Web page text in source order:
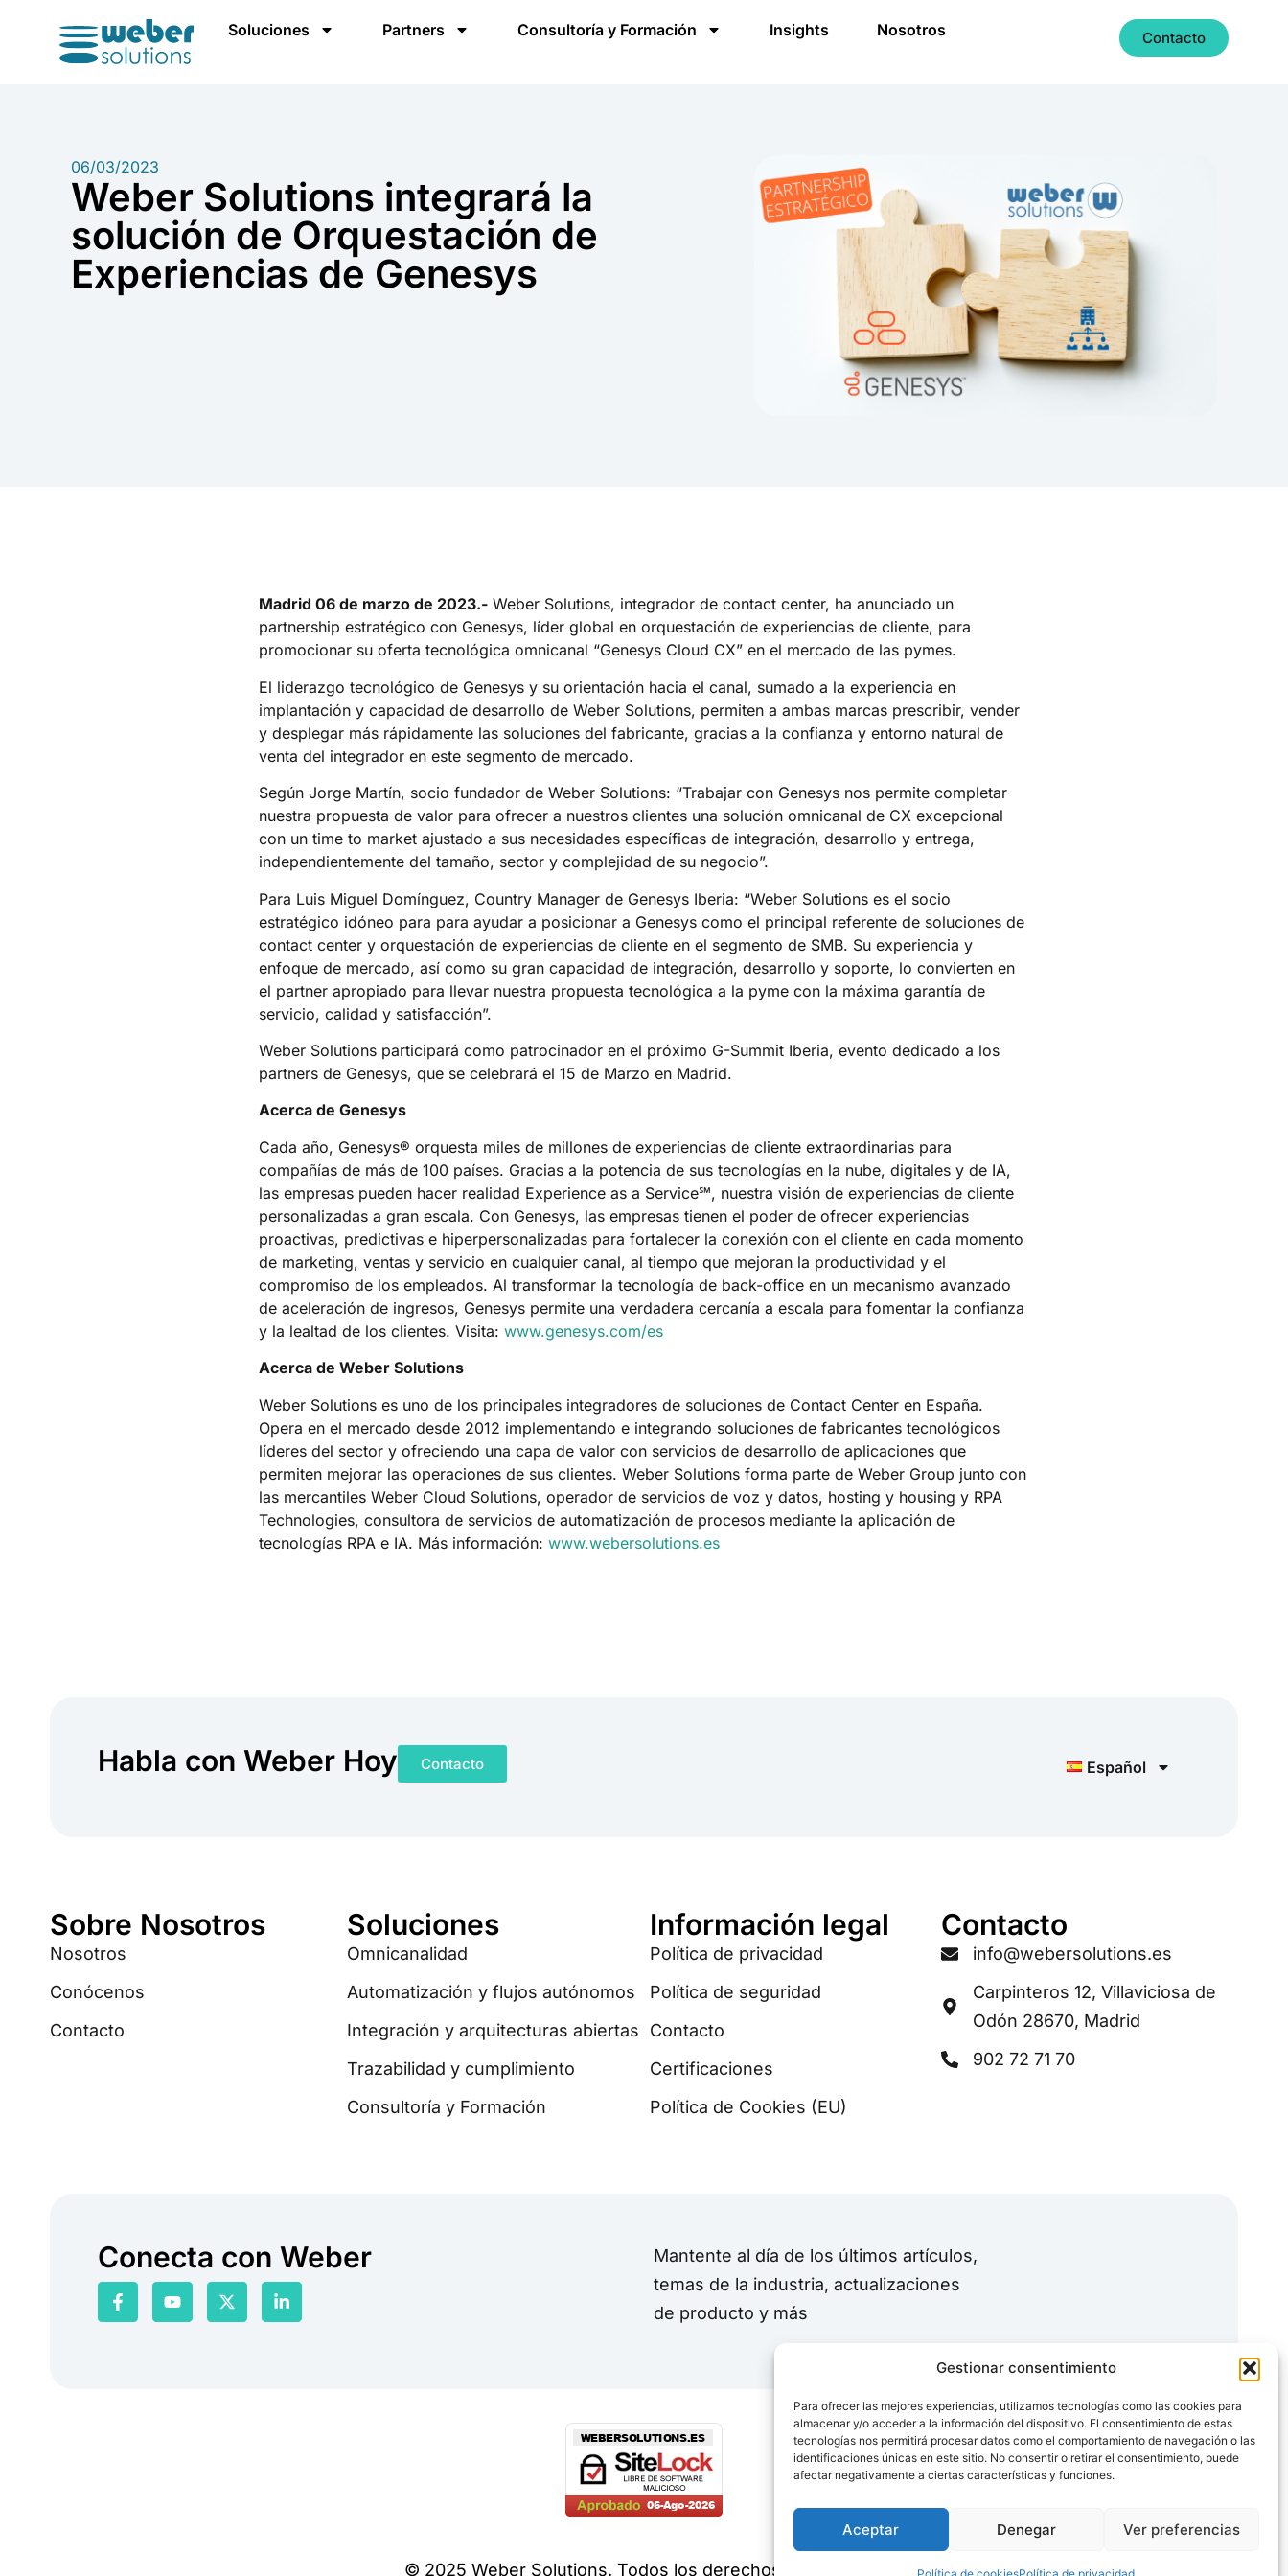
Gestionar consentimiento
Para ofrecer las mejores experiencias, utilizamos tecnologías como las cookies para
almacenar y/o acceder a la información del dispositivo. El consentimiento de estas
tecnologías nos permitirá procesar datos como el comportamiento de navegación o las
identificaciones únicas en este sitio. No consentir o retirar el consentimiento, puede
afectar negativamente a ciertas características y funciones.
Aceptar Denegar Ver preferencias
Soluciones Partners Consultoría y Formación Insights Nosotros Contacto
06/03/2023
Weber Solutions integrará la
solución de Orquestación de
Experiencias de Genesys
Madrid 06 de marzo de 2023.-Weber Solutions, integrador de contact center, ha anunciado un
partnership estratégico con Genesys, líder global en orquestación de experiencias de cliente, para
promocionar su oferta tecnológica omnicanal “Genesys Cloud CX” en el mercado de las pymes.
El liderazgo tecnológico de Genesys y su orientación hacia el canal, sumado a la experiencia en
implantación y capacidad de desarrollo de Weber Solutions, permiten a ambas marcas prescribir, vender
y desplegar más rápidamente las soluciones del fabricante, gracias a la confianza y entorno natural de
venta del integrador en este segmento de mercado.
Según Jorge Martín, socio fundador de Weber Solutions: “Trabajar con Genesys nos permite completar
nuestra propuesta de valor para ofrecer a nuestros clientes una solución omnicanal de CX excepcional
con un time to market ajustado a sus necesidades específicas de integración, desarrollo y entrega,
independientemente del tamaño, sector y complejidad de su negocio”.
Para Luis Miguel Domínguez, Country Manager de Genesys Iberia: “Weber Solutions es el socio
estratégico idóneo para para ayudar a posicionar a Genesys como el principal referente de soluciones de
contact center y orquestación de experiencias de cliente en el segmento de SMB. Su experiencia y
enfoque de mercado, así como su gran capacidad de integración, desarrollo y soporte, lo convierten en
el partner apropiado para llevar nuestra propuesta tecnológica a la pyme con la máxima garantía de
servicio, calidad y satisfacción”.
Weber Solutions participará como patrocinador en el próximo G-Summit Iberia, evento dedicado a los
partners de Genesys, que se celebrará el 15 de Marzo en Madrid.
Acerca de Genesys
Cada año, Genesys® orquesta miles de millones de experiencias de cliente extraordinarias para
compañías de más de 100 países. Gracias a la potencia de sus tecnologías en la nube, digitales y de IA,
las empresas pueden hacer realidad Experience as a Service℠, nuestra visión de experiencias de cliente
personalizadas a gran escala. Con Genesys, las empresas tienen el poder de ofrecer experiencias
proactivas, predictivas e hiperpersonalizadas para fortalecer la conexión con el cliente en cada momento
de marketing, ventas y servicio en cualquier canal, al tiempo que mejoran la productividad y el
compromiso de los empleados. Al transformar la tecnología de back-office en un mecanismo avanzado
de aceleración de ingresos, Genesys permite una verdadera cercanía a escala para fomentar la confianza
y la lealtad de los clientes. Visita: www.genesys.com/es
Acerca de Weber Solutions
Weber Solutions es uno de los principales integradores de soluciones de Contact Center en España.
Opera en el mercado desde 2012 implementando e integrando soluciones de fabricantes tecnológicos
líderes del sector y ofreciendo una capa de valor con servicios de desarrollo de aplicaciones que
permiten mejorar las operaciones de sus clientes. Weber Solutions forma parte de Weber Group junto con
las mercantiles Weber Cloud Solutions, operador de servicios de voz y datos, hosting y housing y RPA
Technologies, consultora de servicios de automatización de procesos mediante la aplicación de
tecnologías RPA e IA. Más información: www.webersolutions.es
Habla con Weber Hoy Contacto Español
Sobre Nosotros
Nosotros
Conócenos
Contacto
Soluciones
Omnicanalidad
Automatización y flujos autónomos
Integración y arquitecturas abiertas
Trazabilidad y cumplimiento
Consultoría y Formación
Información legal
Política de privacidad
Política de seguridad
Contacto
Certificaciones
Política de Cookies (EU)
Contacto
info@webersolutions.es
Carpinteros 12, Villaviciosa de
Odón 28670, Madrid
902 72 71 70
Conecta con Weber
Mantente al día de los últimos artículos,
temas de la industria, actualizaciones
de producto y más
© 2025 Weber Solutions. Todos los derechos reservados.